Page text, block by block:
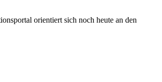
orientiert sich noch heute an den